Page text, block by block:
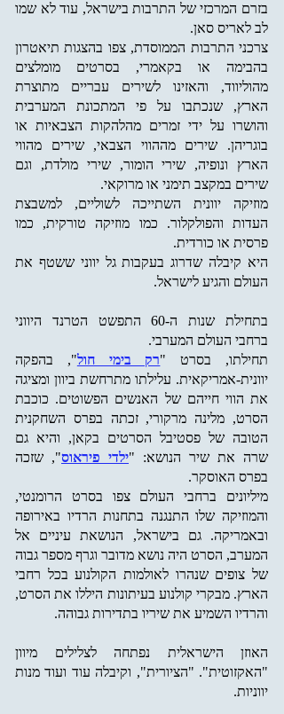
בזרם המרכזי של התרבות בישראל, עוד לא שמו
לב לאריס סאן.
צרכני התרבות הממוסדת, צפו בהצגות תיאטרון
בהבימה או בקאמרי, בסרטים מומלצים
מהוליווד, והאזינו לשירים עבריים מתוצרת
הארץ, שנכתבו על פי המתכונת המערבית
והושרו על ידי זמרים מהלהקות הצבאיות או
בוגריהן. שירים מההווי הצבאי, שירים מהווי
הארץ ונופיה, שירי הומור, שירי מולדת, וגם
שירים במקצב תימני או מרוקאי.
מוזיקה יוונית השתייכה לשוליים, למשבצת
העדות והפולקלור. כמו מוזיקה טורקית, כמו
פרסית או כורדית.
היא קיבלה שדרוג בעקבות גל יווני ששטף את
העולם והגיע לישראל.
בתחילת שנות ה-60 התפשט הטרנד היווני
ברחבי העולם המערבי.
תחילתו, בסרט "רק בימי חול", בהפקה
יוונית-אמריקאית. עלילתו מתרחשת ביוון ומציגה
את הווי חייהם של האנשים הפשוטים. כוכבת
הסרט, מלינה מרקורי, זכתה בפרס השחקנית
הטובה של פסטיבל הסרטים בקאן, והיא גם
שרה את שיר הנושא: "ילדי פיראוס", שזכה
בפרס האוסקר.
מיליונים ברחבי העולם צפו בסרט הרומנטי,
והמוזיקה שלו התנגנה בתחנות הרדיו באירופה
ובאמריקה. גם בישראל, הנושאת עיניים אל
המערב, הסרט היה נושא מדובר וגרף מספר גבוה
של צופים שנהרו לאולמות הקולנוע בכל רחבי
הארץ. מבקרי קולנוע בעיתונות היללו את הסרט,
והרדיו השמיע את שיריו בתדירות גבוהה.
האוזן הישראלית נפתחה לצלילים מיוון
"האקזוטית". "הציורית", וקיבלה עוד ועוד מנות
יווניות.